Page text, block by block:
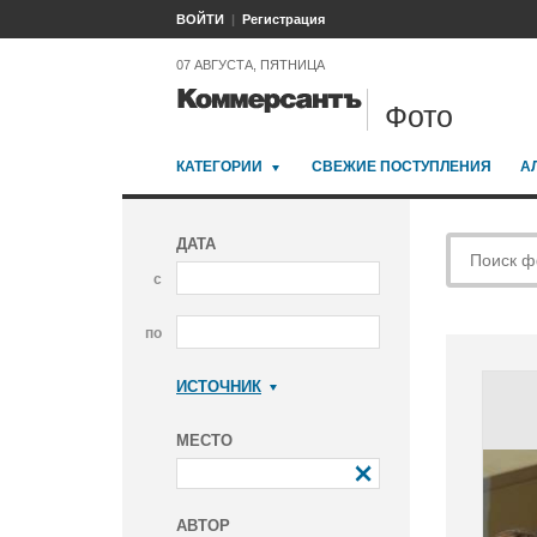
ВОЙТИ Регистрация
07 АВГУСТА, ПЯТНИЦА
Фото
КАТЕГОРИИ СВЕЖИЕ ПОСТУПЛЕНИЯ
ДАТА
с
по
ИСТОЧНИК
МЕСТО
АВТОР